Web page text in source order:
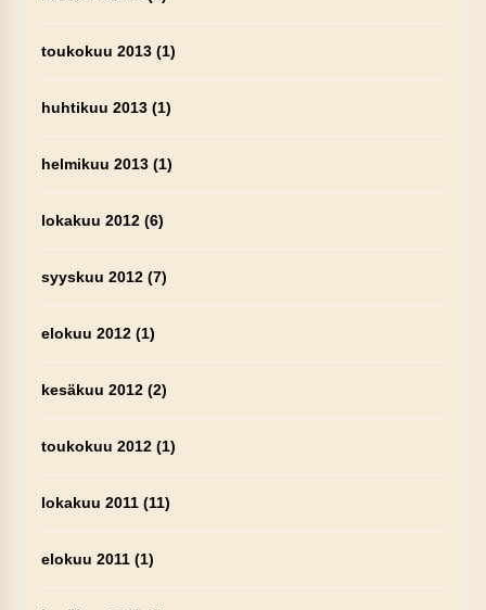
toukokuu 2013(1)
huhtikuu 2013(1)
helmikuu 2013(1)
lokakuu 2012(6)
syyskuu 2012(7)
elokuu 2012(1)
kesäkuu 2012(2)
toukokuu 2012(1)
lokakuu 2011(11)
elokuu 2011(1)